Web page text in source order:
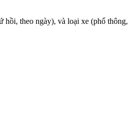
theo ngày), và loại xe (phổ thông,